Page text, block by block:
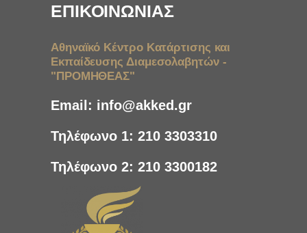
ΕΠΙΚΟΙΝΩΝΙΑΣ
Αθηναϊκό Κέντρο Κατάρτισης και
Εκπαίδευσης Διαμεσολαβητών -
"ΠΡΟΜΗΘΕΑΣ"
Email: info@akked.gr
Τηλέφωνο 1: 210 3303310
Τηλέφωνο 2: 210 3300182